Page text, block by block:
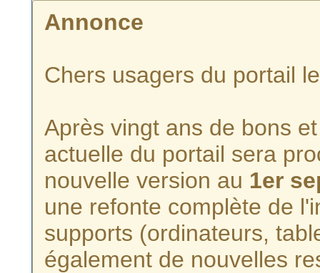
Annonce
Chers usagers du portail
Après vingt ans de bons
actuelle du portail sera
nouvelle version au 1er
une refonte complète de
supports (ordinateurs,
également de nouvelles